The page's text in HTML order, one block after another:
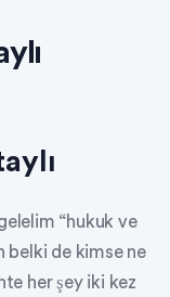
“hukuk ve
belki de kimse ne
her şey iki kez